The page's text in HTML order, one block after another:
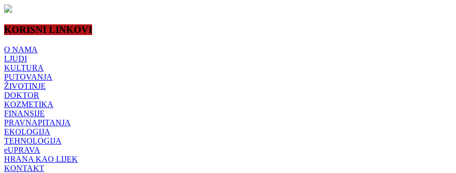
KORISNI LINKOVI
O NAMA
LJUDI
KULTURA
PUTOVANJA
ŽIVOTINJE
DOKTOR
KOZMETIKA
FINANSIJE
PRAVNAPITANJA
EKOLOGIJA
TEHNOLOGIJA
eUPRAVA
HRANA KAO LIJEK
KONTAKT